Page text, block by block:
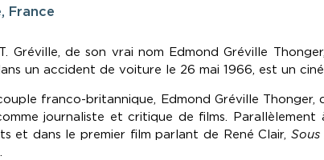
France
Gréville, de son vrai nom Edmond Gréville
un accident de voiture le 26 mai 1966, est un
couple franco-britannique, Edmond Gréville
journaliste et critique de films.
et dans le premier film parlant de René Clair,